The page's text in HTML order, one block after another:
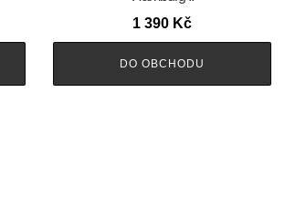
1 390 Kč
DO OBCHODU